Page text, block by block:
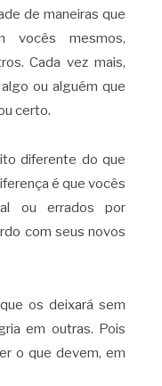
de maneiras que
vocês mesmos,
Cada vez mais,
ou alguém que
certo.
diferente do que
é que vocês
ou errados por
com seus novos
os deixará sem
em outras. Pois
o que devem, em